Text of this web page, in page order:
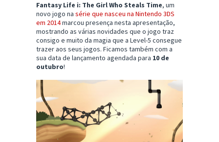
Fantasy Life i: The Girl Who Steals Time, um
novo jogo na série que nasceu na Nintendo 3DS
em 2014marcou presença nesta apresentação,
mostrando as várias novidades que o jogo traz
consigo e muito da magia que a Level-5 consegue
trazer aos seus jogos. Ficamos também com a
sua data de lançamento agendada para 10 de
outubro!